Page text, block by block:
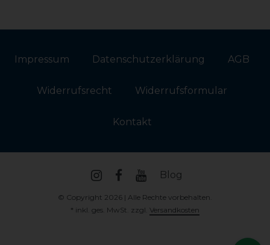
Impressum Daten­schutz­erklärung AGB
Widerrufs­recht Widerrufs­formular
Kontakt
Blog
© Copyright 2026 | Alle Rechte vorbehalten.
* inkl. ges. MwSt. zzgl. Versandkosten